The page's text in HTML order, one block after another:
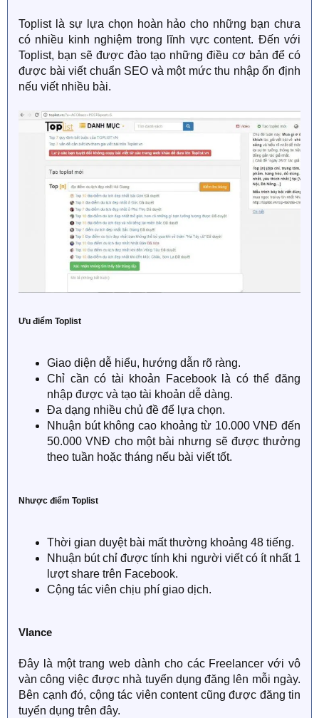
Toplist là sự lựa chọn hoàn hảo cho những bạn chưa
có nhiều kinh nghiệm trong lĩnh vực content. Đến với
Toplist, bạn sẽ được đào tạo những điều cơ bản để có
được bài viết chuẩn SEO và một mức thu nhập ổn định
nếu viết nhiều bài.
Ưu điểm Toplist
Giao diện dễ hiểu, hướng dẫn rõ ràng.
Chỉ cần có tài khoản Facebook là có thể đăng
nhập được và tạo tài khoản dễ dàng.
Đa dạng nhiều chủ đề để lựa chọn.
Nhuận bút không cao khoảng từ 10.000 VNĐ đến
50.000 VNĐ cho một bài nhưng sẽ được thưởng
theo tuần hoặc tháng nếu bài viết tốt.
Nhược điểm Toplist
Thời gian duyệt bài mất thường khoảng 48 tiếng.
Nhuận bút chỉ được tính khi người viết có ít nhất 1
lượt share trên Facebook.
Cộng tác viên chịu phí giao dịch.
Vlance
Đây là một trang web dành cho các Freelancer với vô
vàn công việc được nhà tuyển dụng đăng lên mỗi ngày.
Bên cạnh đó, cộng tác viên content cũng được đăng tin
tuyển dụng trên đây.